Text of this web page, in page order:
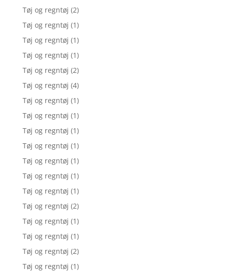
Tøj og regntøj (2)
Tøj og regntøj (1)
Tøj og regntøj (1)
Tøj og regntøj (1)
Tøj og regntøj (2)
Tøj og regntøj (4)
Tøj og regntøj (1)
Tøj og regntøj (1)
Tøj og regntøj (1)
Tøj og regntøj (1)
Tøj og regntøj (1)
Tøj og regntøj (1)
Tøj og regntøj (1)
Tøj og regntøj (2)
Tøj og regntøj (1)
Tøj og regntøj (1)
Tøj og regntøj (2)
Tøj og regntøj (1)